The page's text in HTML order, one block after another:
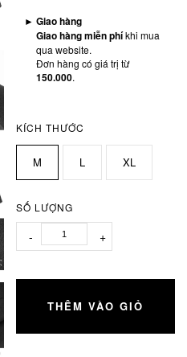
► Giao hàng
Giao hàng miễn phíkhi mua
qua website.
Đơn hàng có giá trị từ
150.000.
KÍCH THƯỚC
M L XL
SỐ LƯỢNG
- +
THÊM VÀO GIỎ